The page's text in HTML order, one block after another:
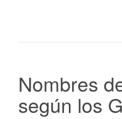
Nombres
según los